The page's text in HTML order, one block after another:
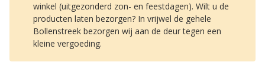
winkel (uitgezonderd zon- en feestdagen). Wilt u de
producten laten bezorgen? In vrijwel de gehele
Bollenstreek bezorgen wij aan de deur tegen een
kleine vergoeding.